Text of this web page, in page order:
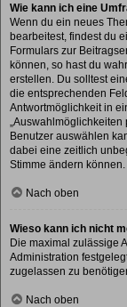
Wie kann ich eine
Wenn du ein neues
bearbeitest, findest du
Formulars zur
können, so hast du
erstellen. Du solltest
die entsprechenden
Antwortmöglichkeit in
„Auswahlmöglichkeiten
Benutzer auswählen
dabei eine zeitlich
Stimme ändern können.
Nach oben
Wieso kann ich nicht
Die maximal zulässige
Administration
zugelassen zu
Nach oben